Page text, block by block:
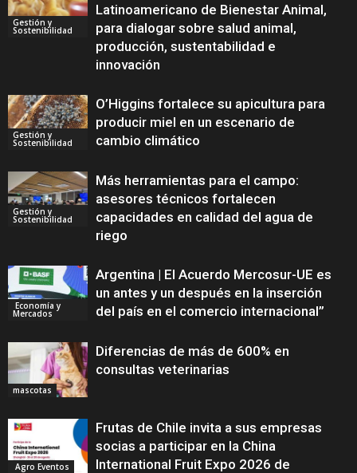
Gestión y
Sostenibilidad
Latinoamericano de Bienestar Animal,
para dialogar sobre salud animal,
producción, sustentabilidad e
innovación
Gestión y
Sostenibilidad
O’Higgins fortalece su apicultura para
producir miel en un escenario de
cambio climático
Gestión y
Sostenibilidad
Más herramientas para el campo:
asesores técnicos fortalecen
capacidades en calidad del agua de
riego
Economía y
Mercados
Argentina | El Acuerdo Mercosur-UE es
un antes y un después en la inserción
del país en el comercio internacional”
mascotas
Diferencias de más de 600% en
consultas veterinarias
Agro Eventos
Frutas de Chile invita a sus empresas
socias a participar en la China
International Fruit Expo 2026 de